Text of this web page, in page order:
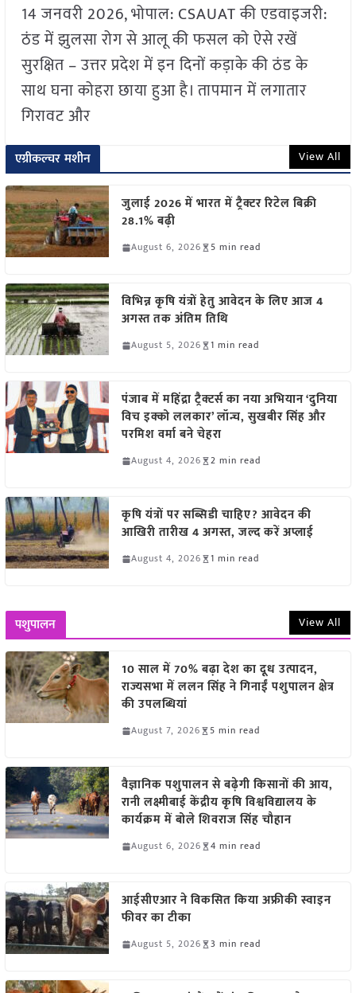
14 जनवरी 2026, भोपाल: CSAUAT की एडवाइजरी:
ठंड में झुलसा रोग से आलू की फसल को ऐसे रखें
सुरक्षित – उत्तर प्रदेश में इन दिनों कड़ाके की ठंड के
साथ घना कोहरा छाया हुआ है। तापमान में लगातार
गिरावट और
एग्रीकल्चर मशीन View All
जुलाई 2026 में भारत में ट्रैक्टर रिटेल बिक्री
28.1% बढ़ी
August 6, 2026 5 min read
विभिन्न कृषि यंत्रों हेतु आवेदन के लिए आज 4
अगस्त तक अंतिम तिथि
August 5, 2026 1 min read
पंजाब में महिंद्रा ट्रैक्टर्स का नया अभियान ‘दुनिया
विच इक्को ललकार’ लॉन्च, सुखबीर सिंह और
परमिश वर्मा बने चेहरा
August 4, 2026 2 min read
कृषि यंत्रों पर सब्सिडी चाहिए? आवेदन की
आखिरी तारीख 4 अगस्त, जल्द करें अप्लाई
August 4, 2026 1 min read
पशुपालन View All
10 साल में 70% बढ़ा देश का दूध उत्पादन,
राज्यसभा में ललन सिंह ने गिनाईं पशुपालन क्षेत्र
की उपलब्धियां
August 7, 2026 5 min read
वैज्ञानिक पशुपालन से बढ़ेगी किसानों की आय,
रानी लक्ष्मीबाई केंद्रीय कृषि विश्वविद्यालय के
कार्यक्रम में बोले शिवराज सिंह चौहान
August 6, 2026 4 min read
आईसीएआर ने विकसित किया अफ्रीकी स्वाइन
फीवर का टीका
August 5, 2026 3 min read